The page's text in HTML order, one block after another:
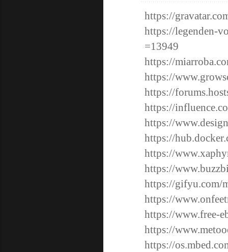
https://
https://legenden-
=13949
https://
https://
https://
https://
https://
https://
https://
https://
https://gifyu.com/
https://
https://www.free-
https://
https://